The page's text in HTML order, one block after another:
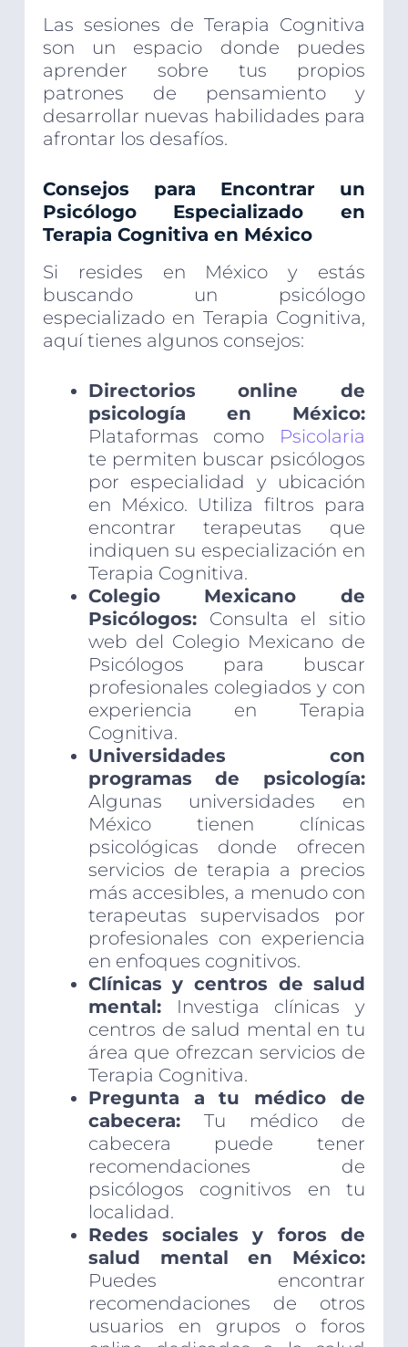
Las sesiones de Terapia Cognitiva
son un espacio donde puedes
aprender sobre tus propios
patrones de pensamiento y
desarrollar nuevas habilidades para
afrontar los desafíos.
Consejos para Encontrar un
Psicólogo Especializado en
Terapia Cognitiva en México
Si resides en México y estás
buscando un psicólogo
especializado en Terapia Cognitiva,
aquí tienes algunos consejos:
Directorios online de
psicología en México:
Plataformas como Psicolaria
te permiten buscar psicólogos
por especialidad y ubicación
en México. Utiliza filtros para
encontrar terapeutas que
indiquen su especialización en
Terapia Cognitiva.
Colegio Mexicano de
Psicólogos:Consulta el sitio
web del Colegio Mexicano de
Psicólogos para buscar
profesionales colegiados y con
experiencia en Terapia
Cognitiva.
Universidades con
programas de psicología:
Algunas universidades en
México tienen clínicas
psicológicas donde ofrecen
servicios de terapia a precios
más accesibles, a menudo con
terapeutas supervisados por
profesionales con experiencia
en enfoques cognitivos.
Clínicas y centros de salud
mental:Investiga clínicas y
centros de salud mental en tu
área que ofrezcan servicios de
Terapia Cognitiva.
Pregunta a tu médico de
cabecera:Tu médico de
cabecera puede tener
recomendaciones de
psicólogos cognitivos en tu
localidad.
Redes sociales y foros de
salud mental en México:
Puedes encontrar
recomendaciones de otros
usuarios en grupos o foros